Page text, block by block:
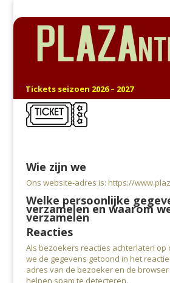
Tickets seizoen 2026 – 2027
Wie zijn we
Ons website-adres is: https://
Welke persoonlijke
verzamelen en waarom
verzamelen
Reacties
Als bezoekers reacties achterlaten op
we de gegevens getoond in het
adres van de bezoeker en de
helpen spam te detecteren.